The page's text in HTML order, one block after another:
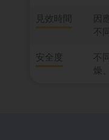
見效時間
因
不同
安全度
不
燥